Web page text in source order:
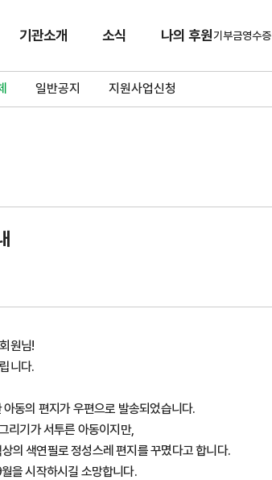
기관소개 소식 나의 후원기부금영수증
일반공지 지원사업신청
원님!
니다.
동의 편지가 우편으로 발송되었습니다.
리기가 서투른 아동이지만,
의 색연필로 정성스레 편지를 꾸몄다고 합니다.
을 시작하시길 소망합니다.